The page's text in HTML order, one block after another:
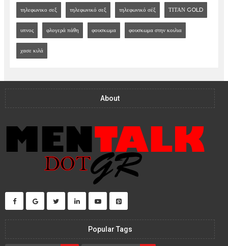
τηλεφωνικο σεξ τηλεφωνικό σεξ τηλεφωνικό σέξ ΤΙΤΑΝ GOLD
υπνος φλογερά πάθη φουσκωμα φουσκωμα στην κοιλια
χασε κιλά
About
Popular Tags